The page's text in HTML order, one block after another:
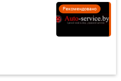
Рекомендовано